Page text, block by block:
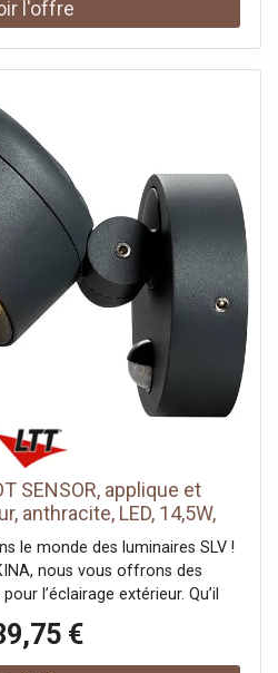
être installée rapidement et
de 220 Volts.Données
Puissance en watts: 8.5 W,
W, Lumen: 570 lm, Angle de
CRI: 90, Différentes sorties
Technologie de variation de
Classe de protection: I, Code IP:
Détails de montage: Applique,
8.75 cm, Diamètre: 9 cm,
220-240V ~50/60Hz, Courant /
Température ambiante: -20 -
F, Poids net: 0.63 kg,
lumineuse: 67.06 lm/W,
8.5 kWh/1.000h, Données
de vie: 25000 h, Hauteur du
Courant d'appel: 50, Effet
0.03, Classe de risque: 1
SENSOR, applique et
anthracite, LED, 14,5W,
sur pied, murales et de
(extérieur)
le monde des luminaires SLV !
nous vous offrons des
l’éclairage extérieur. Qu’il
le luminaire adapté à
les luminaires peuvent
€